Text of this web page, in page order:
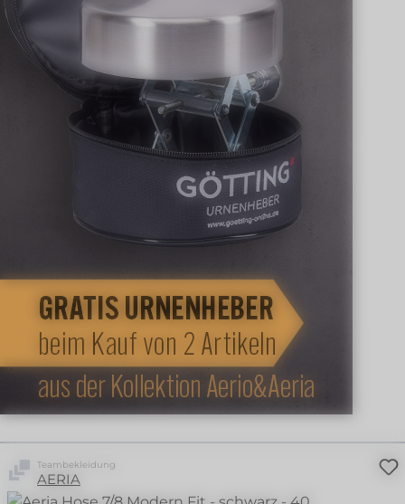
Teambekleidung
AERIA